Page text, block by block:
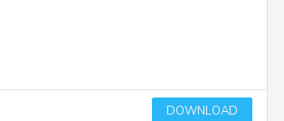
DOWNLOAD